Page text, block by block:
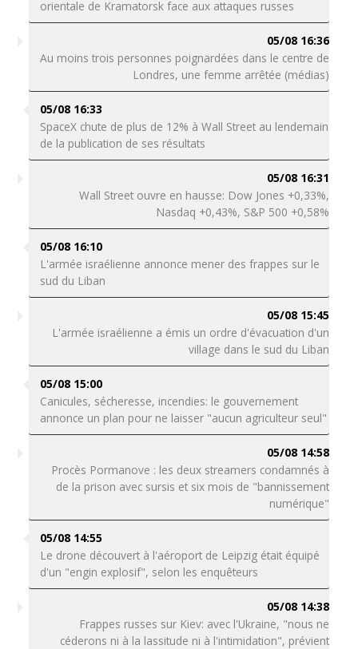
orientale de Kramatorsk face aux attaques russes
05/08 16:36
Au moins trois personnes poignardées dans le centre de
Londres, une femme arrêtée (médias)
05/08 16:33
SpaceX chute de plus de 12% à Wall Street au lendemain
de la publication de ses résultats
05/08 16:31
Wall Street ouvre en hausse: Dow Jones +0,33%,
Nasdaq +0,43%, S&P 500 +0,58%
05/08 16:10
L'armée israélienne annonce mener des frappes sur le
sud du Liban
05/08 15:45
L'armée israélienne a émis un ordre d'évacuation d'un
village dans le sud du Liban
05/08 15:00
Canicules, sécheresse, incendies: le gouvernement
annonce un plan pour ne laisser "aucun agriculteur seul"
05/08 14:58
Procès Pormanove : les deux streamers condamnés à
de la prison avec sursis et six mois de "bannissement
numérique"
05/08 14:55
Le drone découvert à l'aéroport de Leipzig était équipé
d'un "engin explosif", selon les enquêteurs
05/08 14:38
Frappes russes sur Kiev: avec l'Ukraine, "nous ne
céderons ni à la lassitude ni à l'intimidation", prévient